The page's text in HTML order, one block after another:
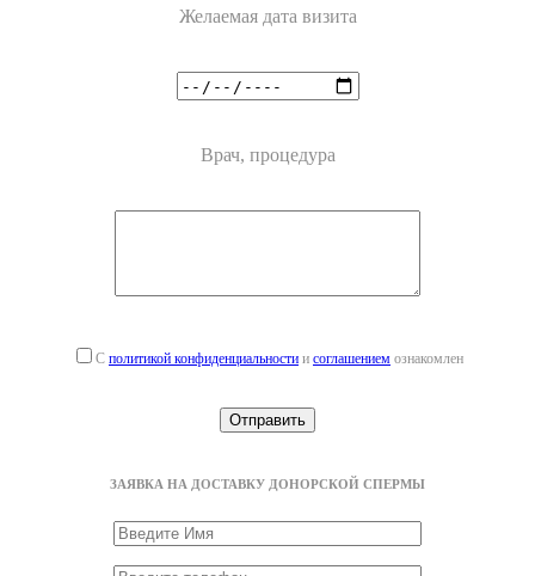
Желаемая дата визита
Врач, процедура
С политикой конфиденциальности и соглашением ознакомлен
ЗАЯВКА НА ДОСТАВКУ ДОНОРСКОЙ СПЕРМЫ